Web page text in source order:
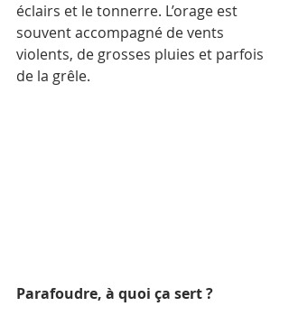
éclairs et le tonnerre. L’orage est
souvent accompagné de vents
violents, de grosses pluies et parfois
de la grêle.
Parafoudre, à quoi ça sert ?